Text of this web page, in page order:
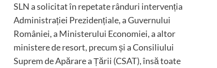
SLN a solicitat în repetate rânduri intervenția
Administrației Prezidențiale, a Guvernului
României, a Ministerului Economiei, a altor
ministere de resort, precum și a Consiliului
Suprem de Apărare a Țării (CSAT), însă toate